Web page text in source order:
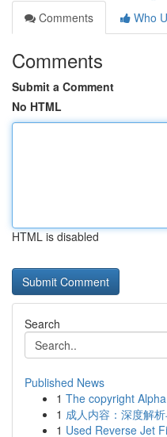
Comments
Who
Comments
Submit a Comment
No HTML
HTML is disabled
Search
Published News
1 The copyright
1 成人内容：深度解
1 Used Reverse Jet